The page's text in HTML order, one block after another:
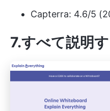
Capterra: 4.6/5
7.すべて説明